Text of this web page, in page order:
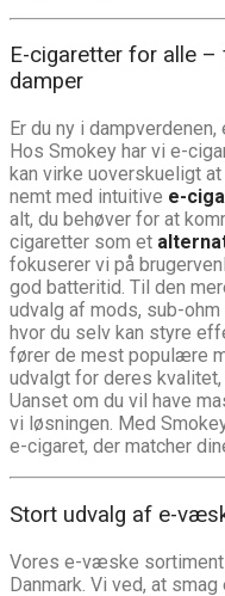
E-cigaretter for alle
damper
Er du ny i
Hos Smokey har vi e-
kan virke uoverskueligt
nemt med intuitive e-
alt, du behøver for at
cigaretter som et
fokuserer vi på
god batteritid. Til den
udvalg af mods, sub-
hvor du selv kan styre
fører de mest populære
udvalgt for deres
Uanset om du vil have
vi løsningen. Med
e-cigaret, der matcher
Stort udvalg af e-
Vores e-væske
Danmark. Vi ved, at